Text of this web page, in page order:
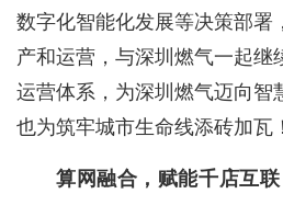
数字化智能化发展等决策部署
产和运营，与深圳燃气一起继
运营体系，为深圳燃气迈向智
也为筑牢城市生命线添砖加瓦！
算网融合，赋能千店互联